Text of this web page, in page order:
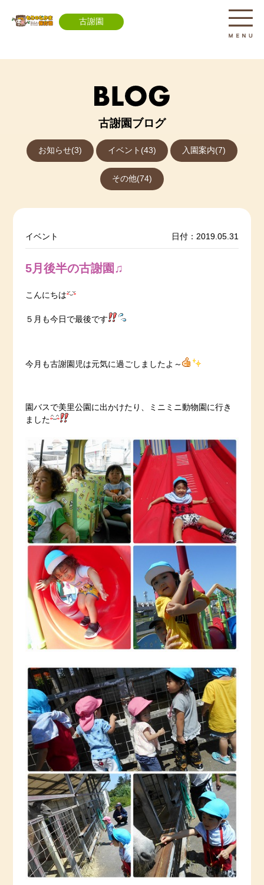
古謝園
古謝園ブログ
お知らせ(3) イベント(43) 入園案内(7)
その他(74)
イベント 日付：2019.05.31
5月後半の古謝園♫
こんにちは
５月も今日で最後です
今月も古謝園児は元気に過ごしましたよ～
園バスで美里公園に出かけたり、ミニミニ動物園に行き
ました